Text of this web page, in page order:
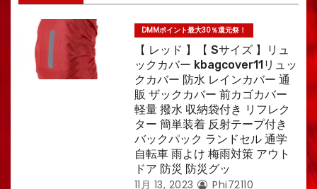
DMMポイント最大30％還元祭！
【 レッド 】【 Sサイズ 】リュ
ックカバー kbagcover11リュッ
クカバー 防水 レインカバー 通
販 ザックカバー 前カゴカバー
軽量 撥水 収納袋付き リフレク
ター 簡単装着 反射テープ付き
バックパック ランドセル 通学
自転車 雨よけ 梅雨対策 アウト
ドア 防災 防災グッ
11月 13, 2023 Phi72110